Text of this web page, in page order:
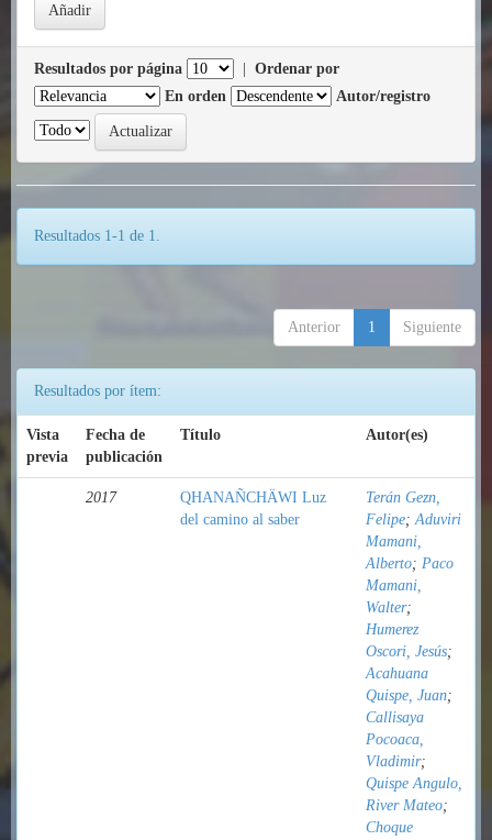
Resultados por página
Ordenar por
En orden
Autor/registro
Resultados 1-1 de 1.
Anterior 1 Siguiente
Resultados por ítem:
Vista
previa
Fecha de
publicación
Título Autor(es)
2017
QHANAÑCHÄWI Luz
del camino al saber
Terán Gezn,
Felipe;Aduviri
Mamani,
Alberto; Paco
Mamani,
Walter;
Humerez
Oscori, Jesús;
Acahuana
Quispe, Juan;
Callisaya
Pocoaca,
Vladimir;
Quispe Angulo,
River Mateo;
Choque